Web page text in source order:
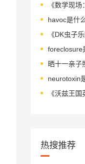
《数学现
《DK虫子
晒十一亲子
热搜推荐